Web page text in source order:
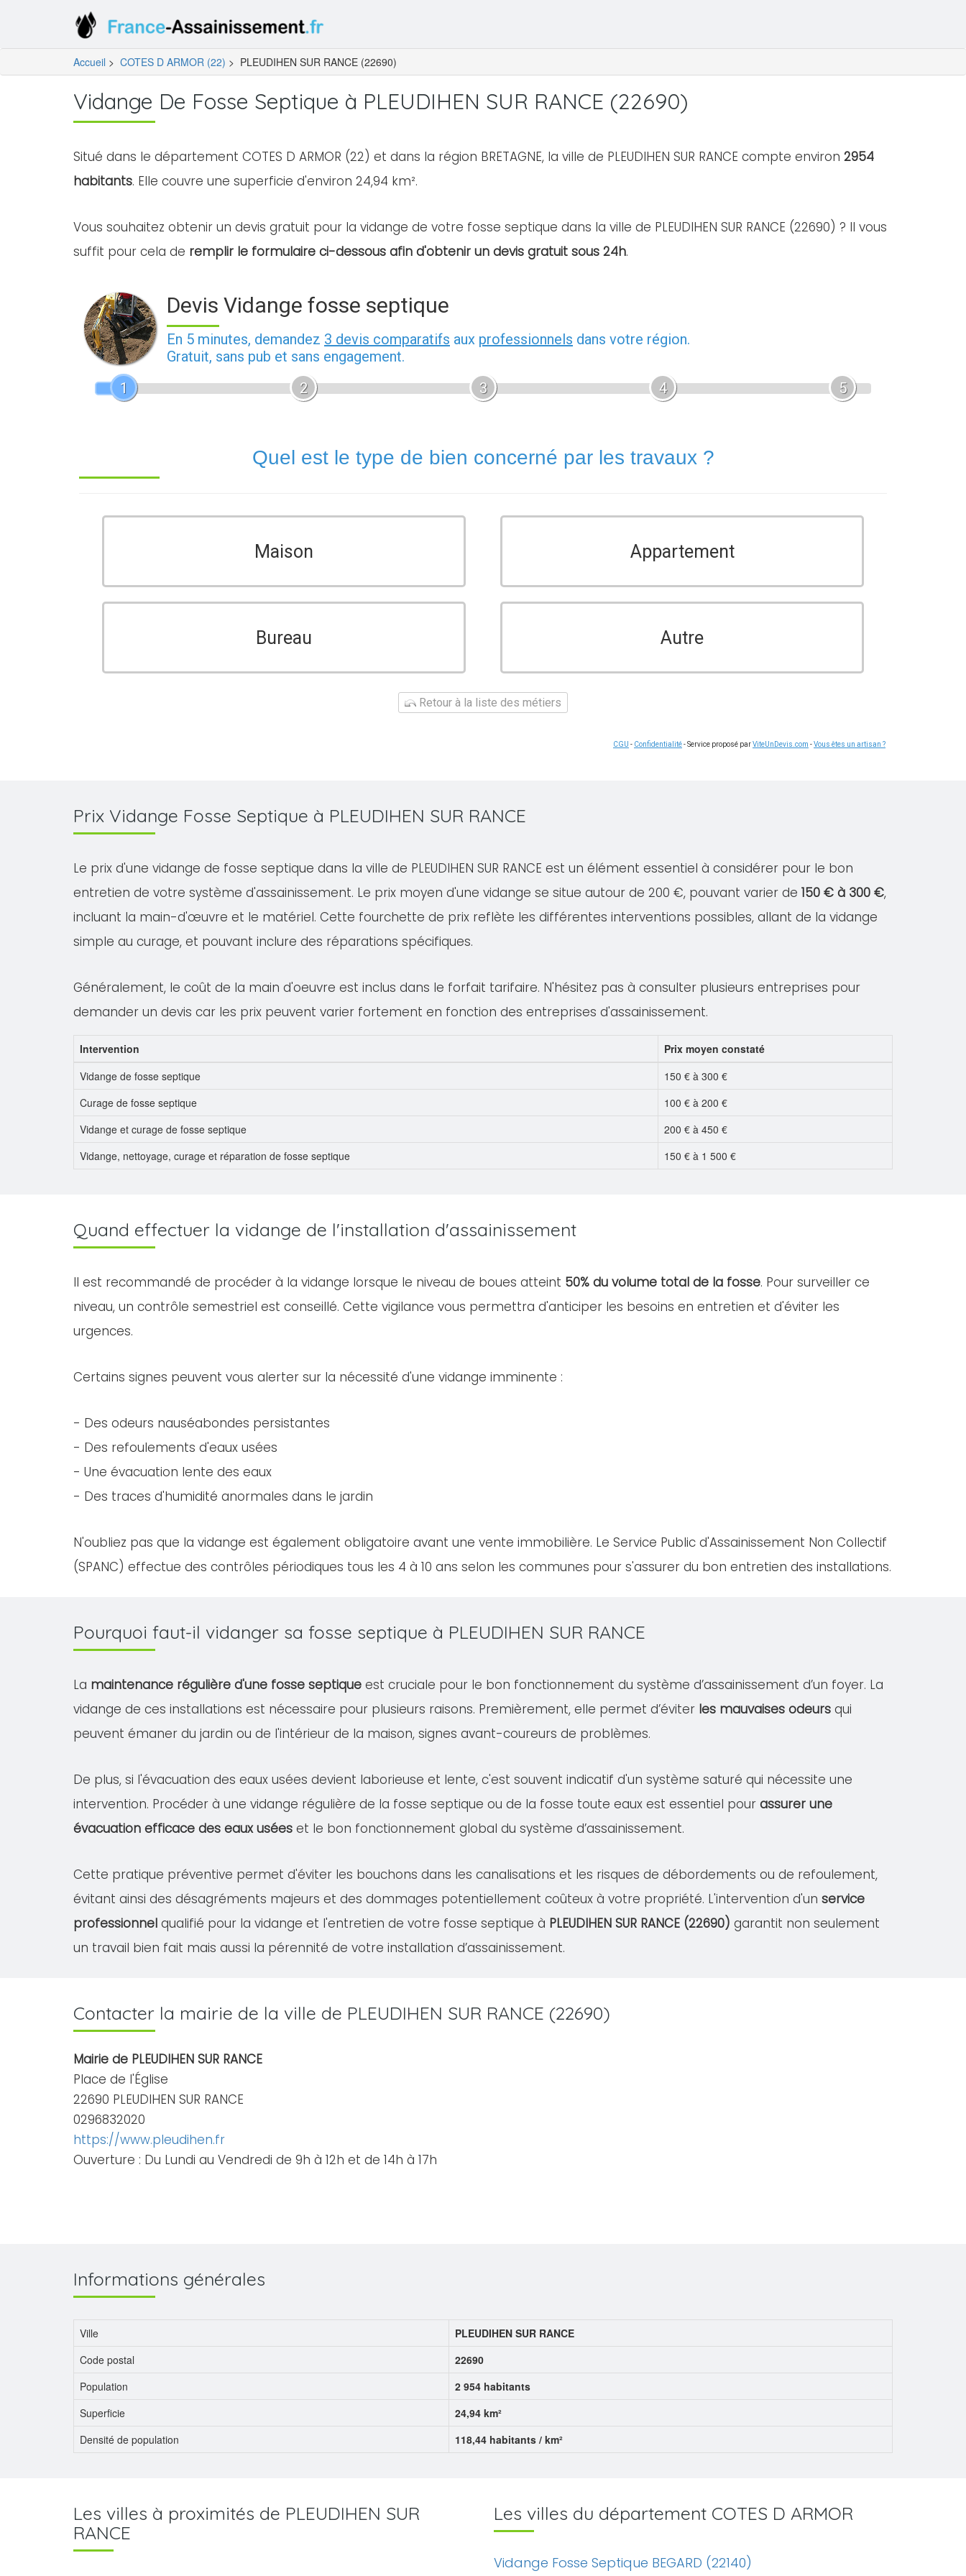
Accueil > COTES D ARMOR (22) > PLEUDIHEN SUR RANCE (22690)
Vidange De Fosse Septique à PLEUDIHEN SUR RANCE (22690)
Situé dans le département COTES D ARMOR (22) et dans la région BRETAGNE, la ville de PLEUDIHEN SUR RANCE compte environ 2954
habitants. Elle couvre une superficie d'environ 24,94 km².
Vous souhaitez obtenir un devis gratuit pour la vidange de votre fosse septique dans la ville de PLEUDIHEN SUR RANCE (22690) ? Il vous
suffit pour cela de remplir le formulaire ci-dessous afin d'obtenir un devis gratuit sous 24h.
Devis Vidange fosse septique
En 5 minutes, demandez 3 devis comparatifs aux professionnels dans votre région.
Gratuit, sans pub et sans engagement.
1
2 3 4 5
Quel est le type de bien concerné par les travaux ?
Maison Appartement
Bureau Autre
Retour à la liste des métiers
CGU - Confidentialité- Service proposé parViteUnDevis.com -Vous êtes un artisan ?
Prix Vidange Fosse Septique à PLEUDIHEN SUR RANCE
Le prix d'une vidange de fosse septique dans la ville de PLEUDIHEN SUR RANCE est un élément essentiel à considérer pour le bon
entretien de votre système d'assainissement. Le prix moyen d'une vidange se situe autour de 200 €, pouvant varier de 150 € à 300 €,
incluant la main-d'œuvre et le matériel. Cette fourchette de prix reflète les différentes interventions possibles, allant de la vidange
simple au curage, et pouvant inclure des réparations spécifiques.
Généralement, le coût de la main d'oeuvre est inclus dans le forfait tarifaire. N'hésitez pas à consulter plusieurs entreprises pour
demander un devis car les prix peuvent varier fortement en fonction des entreprises d'assainissement.
Intervention
Prix moyen constaté
Vidange de fosse septique
150 € à 300 €
Curage de fosse septique
100 € à 200 €
Vidange et curage de fosse septique
200 € à 450 €
Vidange, nettoyage, curage et réparation de fosse septique
150 € à 1 500 €
Quand effectuer la vidange de l'installation d'assainissement
Il est recommandé de procéder à la vidange lorsque le niveau de boues atteint 50% du volume total de la fosse. Pour surveiller ce
niveau, un contrôle semestriel est conseillé. Cette vigilance vous permettra d'anticiper les besoins en entretien et d'éviter les
urgences.
Certains signes peuvent vous alerter sur la nécessité d'une vidange imminente :
- Des odeurs nauséabondes persistantes
- Des refoulements d'eaux usées
- Une évacuation lente des eaux
- Des traces d'humidité anormales dans le jardin
N'oubliez pas que la vidange est également obligatoire avant une vente immobilière. Le Service Public d'Assainissement Non Collectif
(SPANC) effectue des contrôles périodiques tous les 4 à 10 ans selon les communes pour s'assurer du bon entretien des installations.
Pourquoi faut-il vidanger sa fosse septique à PLEUDIHEN SUR RANCE
La maintenance régulière d'une fosse septique est cruciale pour le bon fonctionnement du système d’assainissement d’un foyer. La
vidange de ces installations est nécessaire pour plusieurs raisons. Premièrement, elle permet d’éviter les mauvaises odeurs qui
peuvent émaner du jardin ou de l'intérieur de la maison, signes avant-coureurs de problèmes.
De plus, si l'évacuation des eaux usées devient laborieuse et lente, c'est souvent indicatif d'un système saturé qui nécessite une
intervention. Procéder à une vidange régulière de la fosse septique ou de la fosse toute eaux est essentiel pour assurer une
évacuation efficace des eaux usées et le bon fonctionnement global du système d’assainissement.
Cette pratique préventive permet d'éviter les bouchons dans les canalisations et les risques de débordements ou de refoulement,
évitant ainsi des désagréments majeurs et des dommages potentiellement coûteux à votre propriété. L'intervention d'un service
professionnel qualifié pour la vidange et l'entretien de votre fosse septique à PLEUDIHEN SUR RANCE (22690) garantit non seulement
un travail bien fait mais aussi la pérennité de votre installation d’assainissement.
Contacter la mairie de la ville de PLEUDIHEN SUR RANCE (22690)
Mairie de PLEUDIHEN SUR RANCE
Place de l'Église
22690 PLEUDIHEN SUR RANCE
0296832020
https://www.pleudihen.fr
Ouverture : Du Lundi au Vendredi de 9h à 12h et de 14h à 17h
Informations générales
Ville
PLEUDIHEN SUR RANCE
Code postal
22690
Population
2 954 habitants
Superficie
24,94 km²
Densité de population
118,44 habitants / km²
Les villes à proximités de PLEUDIHEN SUR
RANCE
Les villes du département COTES D ARMOR
Vidange Fosse Septique BEGARD (22140)